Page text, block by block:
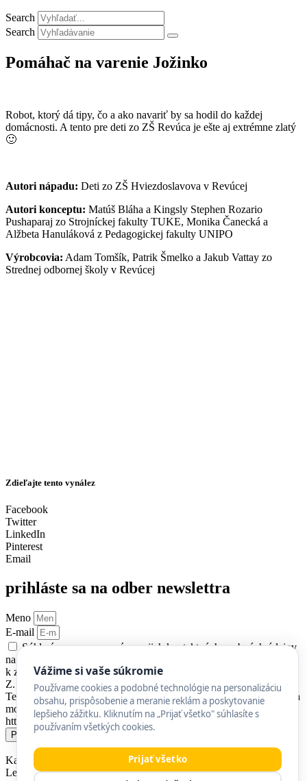
Search
Search
Pomáhač na varenie Jožinko
Robot, ktorý dá tipy, čo a ako navariť by sa hodil do každej
domácnosti. A tento pre deti zo ZŠ Revúca je ešte aj extrémne zlatý
🙂
Autori nápadu: Deti zo ZŠ Hviezdoslavova v Revúcej
Autori konceptu: Matúš Bláha a Kingsly Stephen Rozario
Pushaparaj zo Strojníckej fakulty TUKE, Monika Čanecká a
Alžbeta Hanuláková z Pedagogickej fakulty UNIPO
Výrobcovia: Adam Tomšík, Patrik Šmelko a Jakub Vattay zo
Strednej odbornej školy v Revúcej
Zdieľajte tento vynález
Facebook
Twitter
LinkedIn
Pinterest
Email
prihláste sa na odber newslettra
Meno
E-mail
Súhlasím so spracovaním mojich kontaktných osobných údajov
na účel zasielania newslettra MyMachine. Zároveň udeľujem súhlas
k zasielaniu newslettra v zmysle paragrafu 116 zákona č. 452/2021
Z. z. o elektronických komunikáciách v znení neskorších predpisov.
Tento súhlas udeľujem do odvolania. Informácie o ochrane údajov a
mojich právach sú uvedené v sekcii Ochrana osobných údajov -
https://mymachine.sk/ochrana-sukromia/.
Prihlásiť
Karpatská nadácia
Letná 27
Vážime si vaše súkromie
Používame cookies a podobné technológie na personalizáciu
obsahu, prispôsobenie a meranie reklám a poskytovanie
lepšieho zážitku. Kliknutím na „Prijať všetko" súhlasíte s
používaním všetkých cookies.
Prijať všetko